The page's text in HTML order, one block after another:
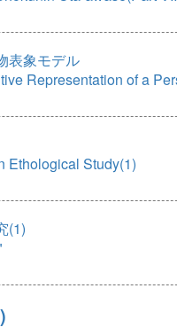
表象モデル
Representation of a
Ethological Study(1)
(1)